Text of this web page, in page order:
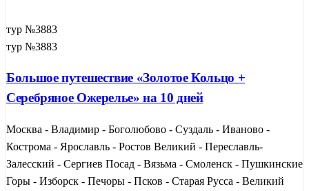
тур №3883
тур №3883
Большое путешествие «Золотое Кольцо +
Серебряное Ожерелье» на 10 дней
Москва - Владимир - Боголюбово - Суздаль - Иваново -
Кострома - Ярославль - Ростов Великий - Переславль-
Залесский - Сергиев Посад - Вязьма - Смоленск - Пушкинские
Горы - Изборск - Печоры - Псков - Старая Русса - Великий